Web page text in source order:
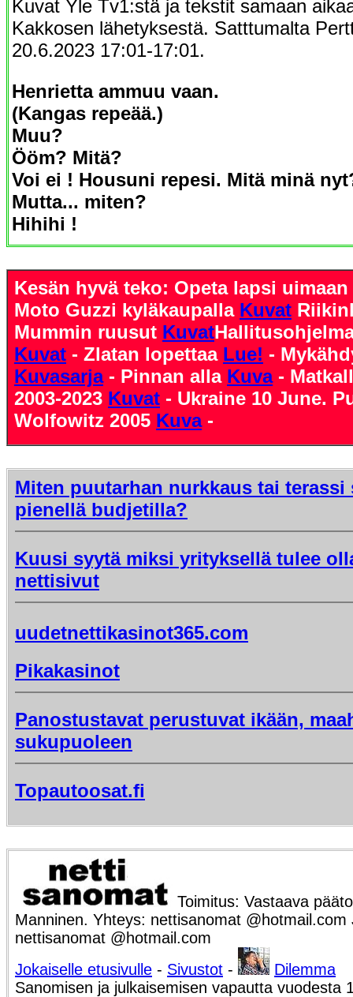
Kuvat Yle Tv1:stä ja tekstit samaan
Kakkosen lähetyksestä. Satttumalta
20.6.2023 17:01-17:01.
Henrietta ammuu vaan.
(Kangas repeää.)
Muu?
Ööm? Mitä?
Voi ei ! Housuni repesi. Mitä minä
Mutta... miten?
Hihihi !
Kesän hyvä teko: Opeta lapsi uimaan
Moto Guzzi kyläkaupalla Kuvat
Mummin ruusut Kuvat
Kuvat - Zlatan lopettaa Lue! -
Kuvasarja- Pinnan alla Kuva-
2003-2023 Kuvat - Ukraine 10 June.
Wolfowitz 2005 Kuva-
Miten puutarhan nurkkaus tai terassi
pienellä budjetilla?
Kuusi syytä miksi yrityksellä tulee
nettisivut
uudetnettikasinot365.com
Pikakasinot
Panostustavat perustuvat ikään,
sukupuoleen
Topautoosat.fi
Toimitus: Vastaava
Manninen. Yhteys: nettisanomat @hotmail.com
nettisanomat @hotmail.com
Jokaiselle etusivulle - Sivustot -
Dilemma
Sanomisen ja julkaisemisen vapautta vuodesta